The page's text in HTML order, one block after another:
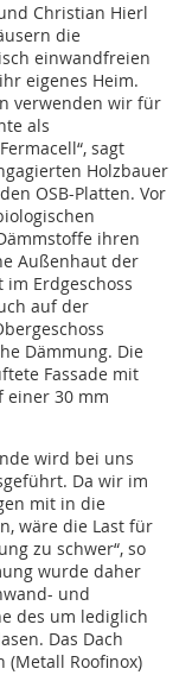
Christian Hierl
die
einwandfreien
eigenes Heim.
verwenden wir für
als
sagt
Holzbauer
OSB-Platten. Vor
ihren
Außenhaut der
Erdgeschoss
auf der
Dämmung. Die
Fassade mit
einer 30 mm
wird bei uns
Da wir im
mit in die
wäre die Last für
zu schwer“, so
wurde daher
und
des um lediglich
Das Dach
(Metall Roofinox)